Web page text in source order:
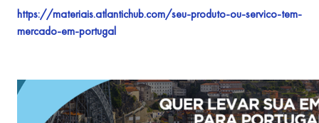
https://materiais.atlantichub.com/seu-produto-ou-servico-tem-
mercado-em-portugal